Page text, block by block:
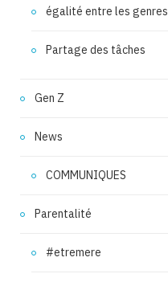
égalité entre les genres
Partage des tâches
Gen Z
News
COMMUNIQUES
Parentalité
#etremere